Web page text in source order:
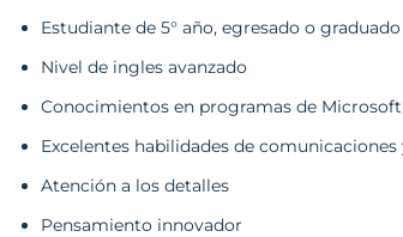
Estudiante de 5° año, egresado o
Nivel de ingles avanzado
Conocimientos en programas de
Excelentes habilidades de comunicaciones
Atención a los detalles
Pensamiento innovador